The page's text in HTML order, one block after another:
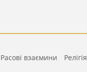
Расові взаємини Релігія